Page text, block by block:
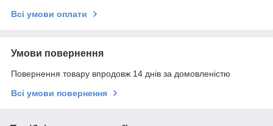
Всі умови оплати
Умови повернення
Повернення товару впродовж 14 днів за домовленістю
Всі умови повернення